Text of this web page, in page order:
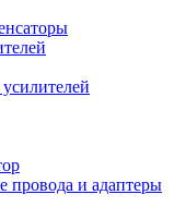
провода и адаптеры